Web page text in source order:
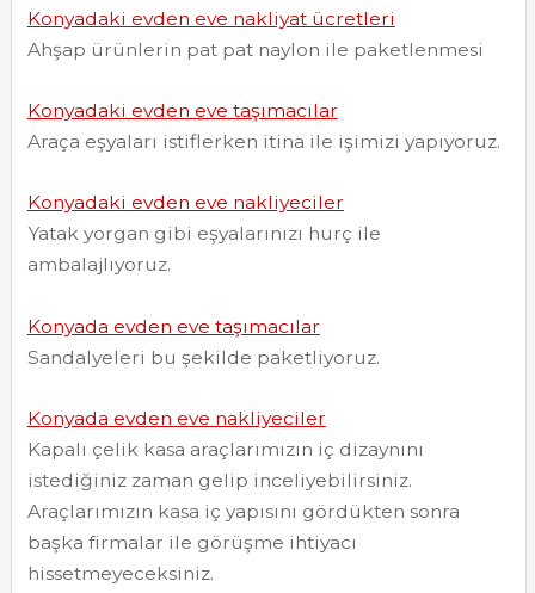
Konyadaki evden eve nakliyat ücretleri
Ahşap ürünlerin pat pat naylon ile paketlenmesi
Konyadaki evden eve taşımacılar
Araça eşyaları istiflerken itina ile işimizi yapıyoruz.
Konyadaki evden eve nakliyeciler
Yatak yorgan gibi eşyalarınızı hurç ile
ambalajlıyoruz.
Konyada evden eve taşımacılar
Sandalyeleri bu şekilde paketliyoruz.
Konyada evden eve nakliyeciler
Kapalı çelik kasa araçlarımızın iç dizaynını
istediğiniz zaman gelip inceliyebilirsiniz.
Araçlarımızın kasa iç yapısını gördükten sonra
başka firmalar ile görüşme ihtiyacı
hissetmeyeceksiniz.